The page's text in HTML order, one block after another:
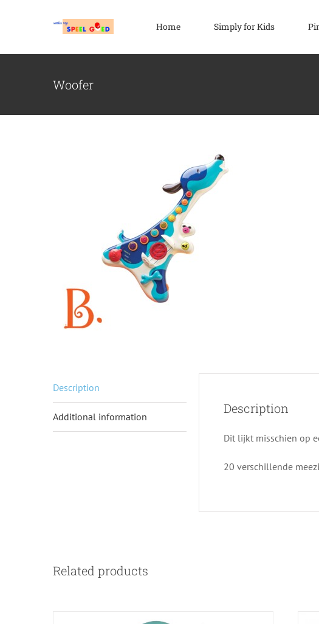
Home Simply for Kids
Woofer
Description
Additional information
Description
Dit lijkt misschien op
20 verschillende
Related products